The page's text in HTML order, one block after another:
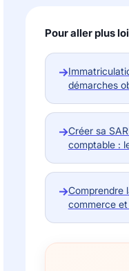
Pour aller plus
→
démarches
→Créer sa
comptable :
→Comprendre
commerce